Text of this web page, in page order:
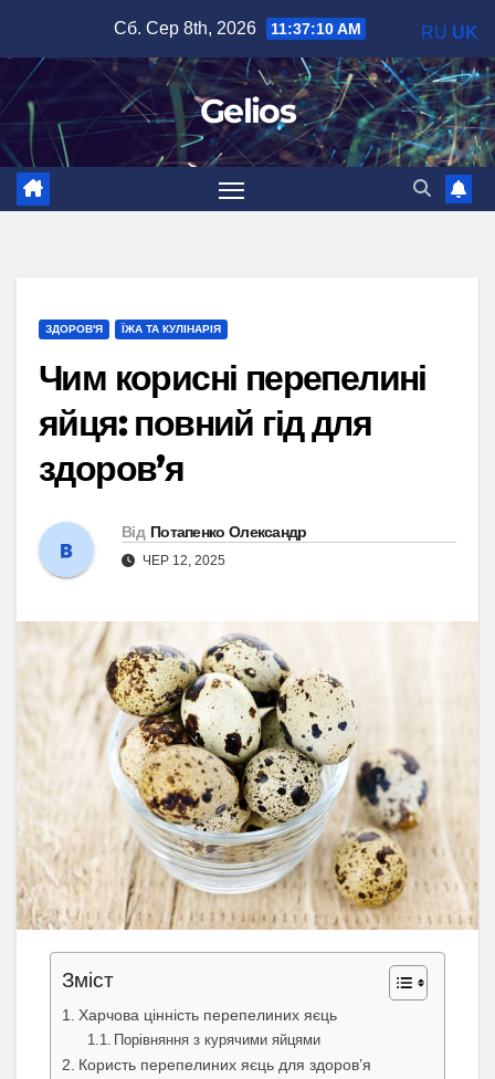
вмісту
Сб. Сер 8th, 2026 11:37:11 AM
Gelios
ЗДОРОВ'Я ЇЖА ТА КУЛІНАРІЯ
Чим корисні перепелині
яйця: повний гід для
здоров’я
Від Потапенко Олександр
ЧЕР 12, 2025
Зміст
Харчова цінність перепелиних яєць
Порівняння з курячими яйцями
Користь перепелиних яєць для здоров’я
RU UK